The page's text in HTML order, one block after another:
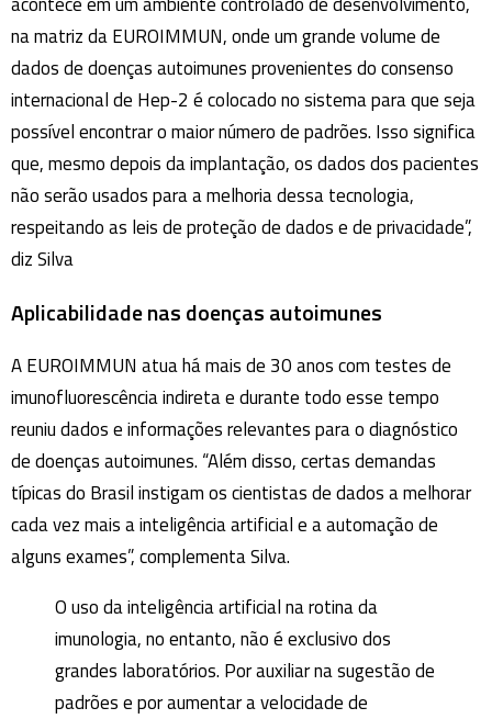
na matriz da EUROIMMUN, onde um grande volume de
dados de doenças autoimunes provenientes do consenso
internacional de Hep-2 é colocado no sistema para que seja
possível encontrar o maior número de padrões. Isso significa
que, mesmo depois da implantação, os dados dos pacientes
não serão usados para a melhoria dessa tecnologia,
respeitando as leis de proteção de dados e de privacidade”,
diz Silva
Aplicabilidade nas doenças autoimunes
A EUROIMMUN atua há mais de 30 anos com testes de
imunofluorescência indireta e durante todo esse tempo
reuniu dados e informações relevantes para o diagnóstico
de doenças autoimunes. “Além disso, certas demandas
típicas do Brasil instigam os cientistas de dados a melhorar
cada vez mais a inteligência artificial e a automação de
alguns exames”, complementa Silva.
O uso da inteligência artificial na rotina da
imunologia, no entanto, não é exclusivo dos
grandes laboratórios. Por auxiliar na sugestão de
padrões e por aumentar a velocidade de